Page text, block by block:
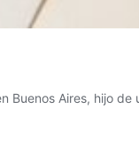
Aires, hijo